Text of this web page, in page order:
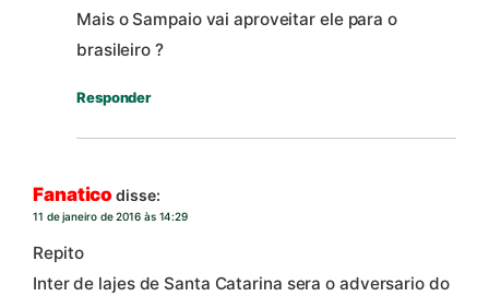
Mais o Sampaio vai aproveitar ele para o
brasileiro ?
Responder
Fanatico disse:
11 de janeiro de 2016 às 14:29
Repito
Inter de lajes de Santa Catarina sera o adversario do